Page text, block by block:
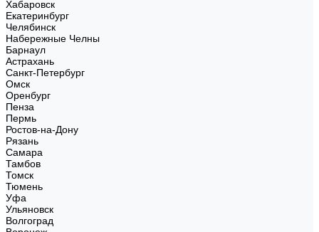
Хабаровск
Екатеринбург
Челябинск
Набережные Челны
Барнаул
Астрахань
Санкт-Петербург
Омск
Оренбург
Пенза
Пермь
Ростов-на-Дону
Рязань
Самара
Тамбов
Томск
Тюмень
Уфа
Ульяновск
Волгоград